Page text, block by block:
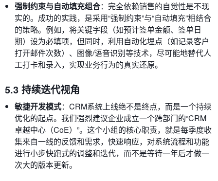
强制约束与自动填充组合：完全依赖销售的自觉性是不现
实的。成功的实践，是采用“强制约束”与“自动填充”相结合
的策略。例如，将关键字段（如预计签单金额、签单日
期）设为必填项，但同时，利用自动化埋点（如记录客户
打开邮件次数）、图像/语音识别等技术，尽可能地替代人
工打卡和录入，实现业务行为的真实还原。
5.3 持续迭代视角
敏捷开发模式：CRM系统上线绝不是终点，而是一个持续
优化的起点。我们强烈建议企业成立一个跨部门的“CRM
卓越中心（CoE）”。这个小组的核心职责，就是每季度收
集来自一线的反馈和需求，快速响应，对系统流程和功能
进行小步快跑式的调整和迭代，而不是等待一年后才做一
次大的版本更新。